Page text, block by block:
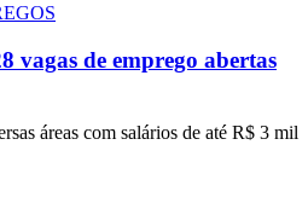
vagas de emprego abertas
áreas com salários de até R$ 3 mil